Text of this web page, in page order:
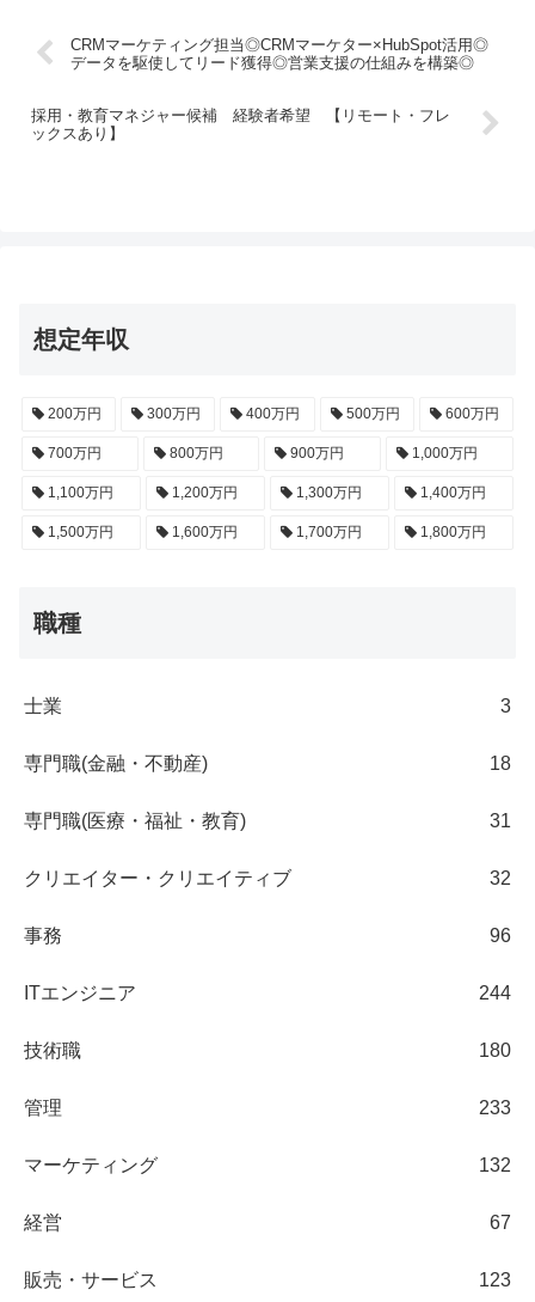
CRMマーケティング担当◎CRMマーケター×HubSpot活用◎
データを駆使してリード獲得◎営業支援の仕組みを構築◎
採用・教育マネジャー候補 経験者希望 【リモート・フレ
ックスあり】
想定年収
200万円 300万円 400万円 500万円 600万円
700万円 800万円 900万円 1,000万円
1,100万円 1,200万円 1,300万円 1,400万円
1,500万円 1,600万円 1,700万円 1,800万円
職種
士業 3
専門職(金融・不動産) 18
専門職(医療・福祉・教育) 31
クリエイター・クリエイティブ 32
事務 96
ITエンジニア 244
技術職 180
管理 233
マーケティング 132
経営 67
販売・サービス 123